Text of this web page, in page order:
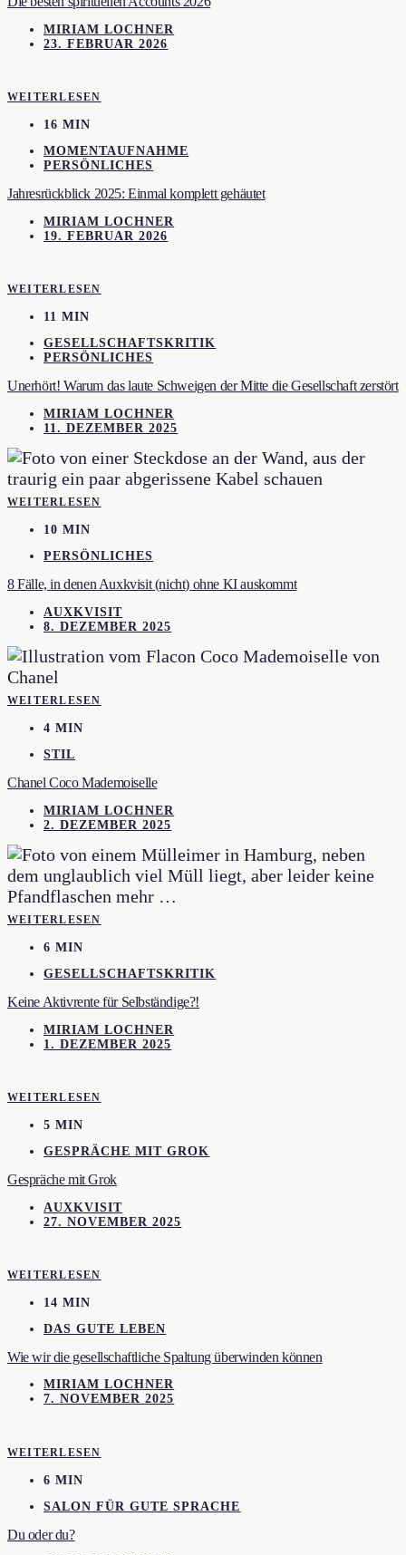
MIRIAM LOCHNER
23. FEBRUAR 2026
WEITERLESEN
16 MIN
MOMENTAUFNAHME
PERSÖNLICHES
Jahresrückblick 2025: Einmal komplett gehäutet
MIRIAM LOCHNER
19. FEBRUAR 2026
WEITERLESEN
11 MIN
GESELLSCHAFTSKRITIK
PERSÖNLICHES
Unerhört! Warum das laute Schweigen der Mitte die Gesellschaft zerstört
MIRIAM LOCHNER
11. DEZEMBER 2025
WEITERLESEN
10 MIN
PERSÖNLICHES
8 Fälle, in denen Auxkvisit (nicht) ohne KI auskommt
AUXKVISIT
8. DEZEMBER 2025
WEITERLESEN
4 MIN
STIL
Chanel Coco Mademoiselle
MIRIAM LOCHNER
2. DEZEMBER 2025
WEITERLESEN
6 MIN
GESELLSCHAFTSKRITIK
Keine Aktivrente für Selbständige?!
MIRIAM LOCHNER
1. DEZEMBER 2025
WEITERLESEN
5 MIN
GESPRÄCHE MIT GROK
Gespräche mit Grok
AUXKVISIT
27. NOVEMBER 2025
WEITERLESEN
14 MIN
DAS GUTE LEBEN
Wie wir die gesellschaftliche Spaltung überwinden können
MIRIAM LOCHNER
7. NOVEMBER 2025
WEITERLESEN
6 MIN
SALON FÜR GUTE SPRACHE
Du oder du?